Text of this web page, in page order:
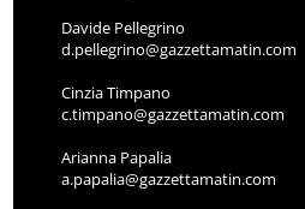
Davide Pellegrino
d.pellegrino@gazzettamatin.com
Cinzia Timpano
c.timpano@gazzettamatin.com
Arianna Papalia
a.papalia@gazzettamatin.com